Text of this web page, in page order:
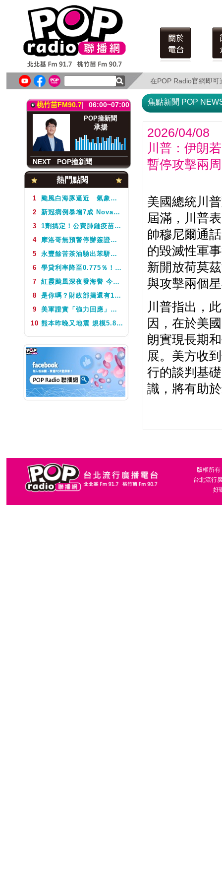
在POP Radio官網即
在POP Radio官網即
北北基FM91.706:00~07:00
POP撞新聞
承揚
NEXTPOP撞新聞
桃竹苗FM90.706:00~07:00
POP撞新聞
承揚
NEXT
POP撞新聞
北北基FM91.706:00~07:00
POP撞新聞
承揚
熱門點閱
1
颱風白海豚逼近 氣象署不排除周5下半天發布海警
2
新冠病例暴增7成 Novavax疫苗剩4千劑且7月底過期 疾管署籲盡快接種
3
1劑搞定！公費肺鏈疫苗8月10日升級為新型疫苗 疾管署：317萬人受惠
4 摩洛哥無預警停辦簽證許可函 旅遊業：9月前團體可能受影響
5
永豐餘苦茶油驗出苯駢芘超標 北市衛生局：不分批號全面預防性下架
6
學貸利率降至0.775％！台銀8月1日起受理申請 寬限期延長2年
7
紅霞颱風深夜發海警 今、明最近台灣 迎風面防豪大雨
8
是你嗎？財政部揭還有15張百萬以上發票未領 9月7日到期
9
美軍證實「強力回應」伊朗飛彈襲擊 國際油價急漲後仍守穩90美元之上
10 熊本昨晚又地震 規模5.8深度極淺 最大震度5弱、氣象廳籲留意餘震
焦點新聞 POP
2026/04/08
川普：伊朗
暫停攻擊兩周
美國總統川
屆滿，川普
帥穆尼爾通
的毀滅性軍
新開放荷莫
與攻擊兩個
川普指出，
因，在於美
朗實現長期
展。美方收
行的談判基
識，將有助
版權所
台北流行
好